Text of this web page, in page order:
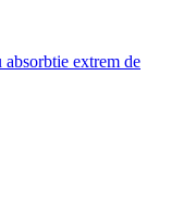
extrem de